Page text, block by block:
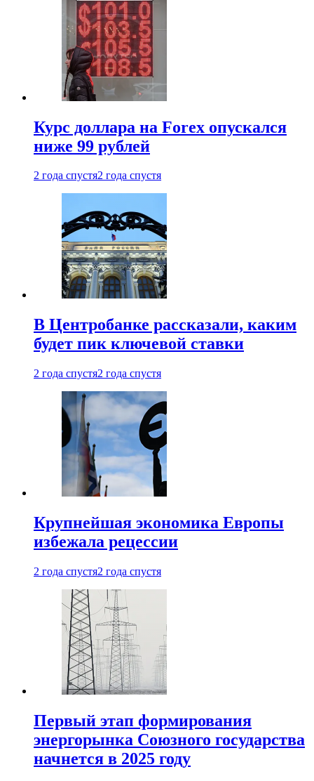
Курс доллара на Forex опускался
ниже 99 рублей
2 года спустя2 года спустя
В Центробанке рассказали, каким
будет пик ключевой ставки
2 года спустя2 года спустя
Крупнейшая экономика Европы
избежала рецессии
2 года спустя2 года спустя
Первый этап формирования
энергорынка Союзного государства
начнется в 2025 году